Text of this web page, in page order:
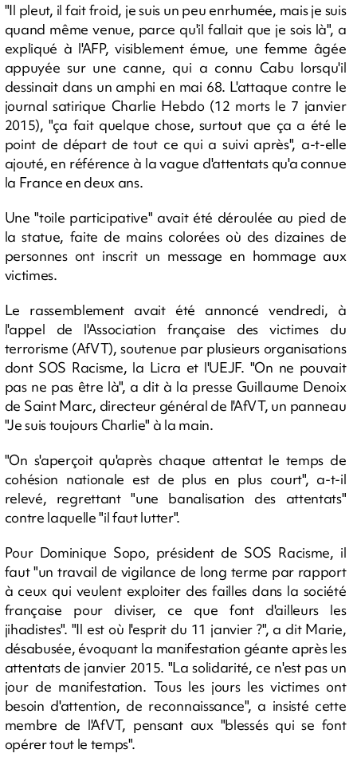
"Il pleut, il fait froid, je suis un peu enrhumée, mais je suis
quand même venue, parce qu'il fallait que je sois là", a
expliqué à l'AFP, visiblement émue, une femme âgée
appuyée sur une canne, qui a connu Cabu lorsqu'il
dessinait dans un amphi en mai 68. L'attaque contre le
journal satirique Charlie Hebdo (12 morts le 7 janvier
2015), "ça fait quelque chose, surtout que ça a été le
point de départ de tout ce qui a suivi après", a-t-elle
ajouté, en référence à la vague d'attentats qu'a connue
la France en deux ans.
Une "toile participative" avait été déroulée au pied de
la statue, faite de mains colorées où des dizaines de
personnes ont inscrit un message en hommage aux
victimes.
Le rassemblement avait été annoncé vendredi, à
l'appel de l'Association française des victimes du
terrorisme (AfVT), soutenue par plusieurs organisations
dont SOS Racisme, la Licra et l'UEJF. "On ne pouvait
pas ne pas être là", a dit à la presse Guillaume Denoix
de Saint Marc, directeur général de l'AfVT, un panneau
"Je suis toujours Charlie" à la main.
"On s'aperçoit qu'après chaque attentat le temps de
cohésion nationale est de plus en plus court", a-t-il
relevé, regrettant "une banalisation des attentats"
contre laquelle "il faut lutter".
Pour Dominique Sopo, président de SOS Racisme, il
faut "un travail de vigilance de long terme par rapport
à ceux qui veulent exploiter des failles dans la société
française pour diviser, ce que font d'ailleurs les
jihadistes". "Il est où l'esprit du 11 janvier ?", a dit Marie,
désabusée, évoquant la manifestation géante après les
attentats de janvier 2015. "La solidarité, ce n'est pas un
jour de manifestation. Tous les jours les victimes ont
besoin d'attention, de reconnaissance", a insisté cette
membre de l'AfVT, pensant aux "blessés qui se font
opérer tout le temps".